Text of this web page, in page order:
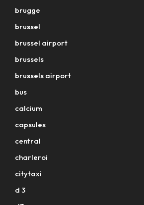
brugge
brussel
brussel airport
brussels
brussels airport
bus
calcium
capsules
central
charleroi
citytaxi
d 3